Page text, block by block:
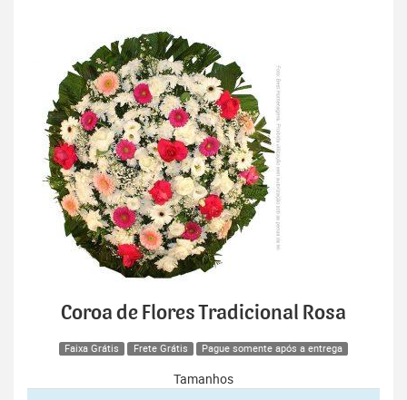
Coroa de Flores Tradicional Rosa
Faixa Grátis Frete Grátis Pague somente após a entrega
Tamanhos